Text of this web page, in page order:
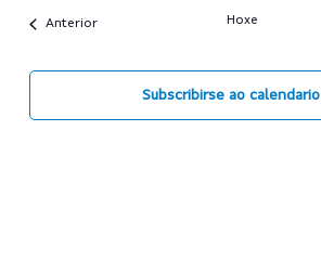
Anterior Hoxe
Subscribirse ao calendario